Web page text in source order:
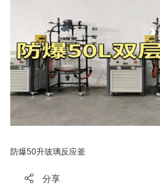
防爆50升玻璃反应釜
分享